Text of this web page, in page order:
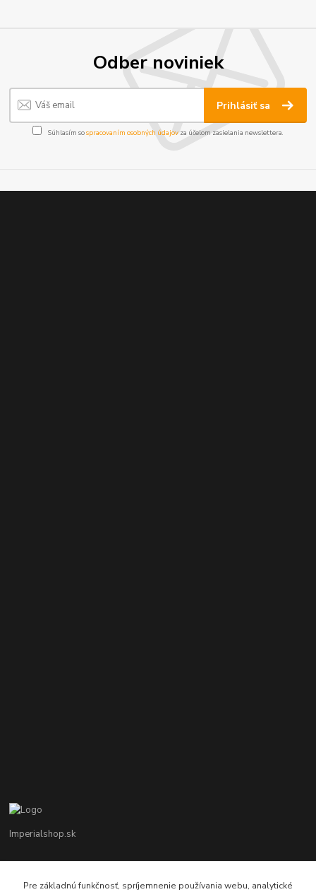
Odber noviniek
Prihlásiť sa
Súhlasím sospracovaním osobných údajov za účelom zasielania newslettera.
Imperialshop.sk
Pon-Pia 7 - 17 ; Sobota 8 - 12
Pre základnú funkčnosť, spríjemnenie používania webu, analytické